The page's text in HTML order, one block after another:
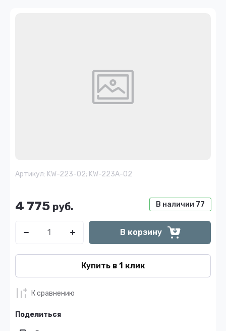
Артикул: KW-223-02; KW-223A-02
В наличии 77
4 775 руб.
В корзину
Купить в 1 клик
К сравнению
Поделиться